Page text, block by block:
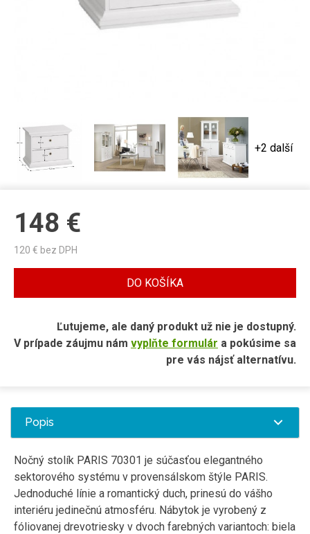
+2 další
148 €
120 € bez DPH
DO KOŠÍKA
Ľutujeme, ale daný produkt už nie je dostupný.
V prípade záujmu nám vyplňte formulár a pokúsime sa
pre vás nájsť alternatívu.
Popis
Nočný stolík PARIS 70301 je súčasťou elegantného
sektorového systému v provensálskom štýle PARIS.
Jednoduché línie a romantický duch, prinesú do vášho
interiéru jedinečnú atmosféru. Nábytok je vyrobený z
fóliovanej drevotriesky v dvoch farebných variantoch: biela